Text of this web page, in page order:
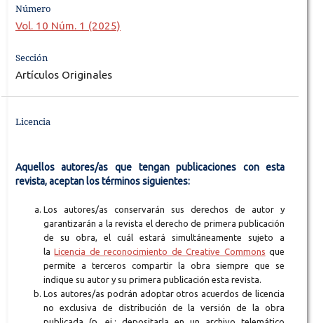
Número
Vol. 10 Núm. 1 (2025)
Sección
Artículos Originales
Licencia
Aquellos autores/as que tengan publicaciones con esta
revista, aceptan los términos siguientes:
Los autores/as conservarán sus derechos de autor y
garantizarán a la revista el derecho de primera publicación
de su obra, el cuál estará simultáneamente sujeto a
laLicencia de reconocimiento de Creative Commons que
permite a terceros compartir la obra siempre que se
indique su autor y su primera publicación esta revista.
Los autores/as podrán adoptar otros acuerdos de licencia
no exclusiva de distribución de la versión de la obra